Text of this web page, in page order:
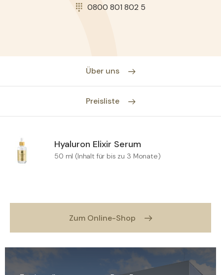
0800 801 802 5
Über uns
Preisliste
Hyaluron Elixir Serum
50 ml (Inhalt für bis zu 3 Monate)
Zum Online-Shop